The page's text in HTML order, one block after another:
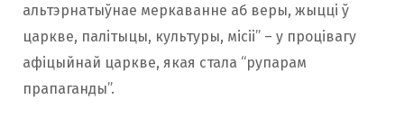
альтэрнатыўнае меркаванне аб веры, жыцці ў
царкве, палітыцы, культуры, місіі” – у процівагу
афіцыйнай царкве, якая стала “рупарам
прапаганды”.